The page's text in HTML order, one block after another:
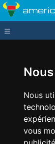
Nous
vous